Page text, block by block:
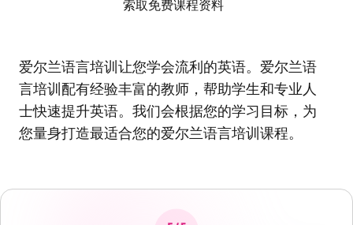
爱尔兰语言培训让您学会流利的英语。爱尔兰语
言培训配有经验丰富的教师，帮助学生和专业人
士快速提升英语。我们会根据您的学习目标，为
您量身打造最适合您的爱尔兰语言培训课程。
索取免费课程资料